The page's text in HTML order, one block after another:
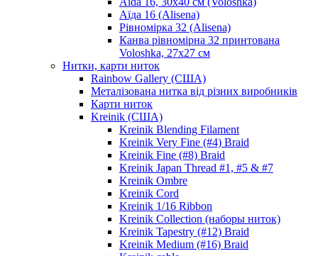
Аїда 16 (Alisena)
Рівномірка 32 (Alisena)
Канва рівномірна 32 принтована
Voloshka, 27х27 см
Нитки, карти ниток
Rainbow Gallery (США)
Металізована нитка від різних виробників
Карти ниток
Kreinik (США)
Kreinik Blending Filament
Kreinik Very Fine (#4) Braid
Kreinik Fine (#8) Braid
Kreinik Japan Thread #1, #5 & #7
Kreinik Ombre
Kreinik Cord
Kreinik 1/16 Ribbon
Kreinik Collection (наборы ниток)
Kreinik Tapestry (#12) Braid
Kreinik Medium (#16) Braid